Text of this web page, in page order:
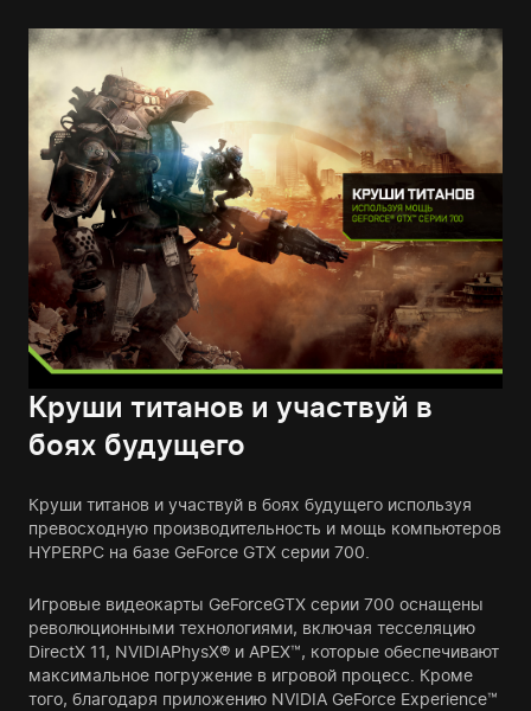
Круши титанов и участвуй в
боях будущего
Круши титанов и участвуй в боях будущего используя
превосходную производительность и мощь компьютеров
HYPERPC на базе GeForce GTX серии 700.
Игровые видеокарты GeForceGTX серии 700 оснащены
революционными технологиями, включая тесселяцию
DirectX 11, NVIDIAPhysX® и APEX™, которые обеспечивают
максимальное погружение в игровой процесс. Кроме
того, благодаря приложению NVIDIA GeForce Experience™